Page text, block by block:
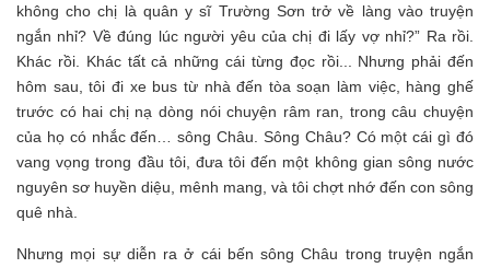
không cho chị là quân y sĩ Trường Sơn trở về làng vào truyện
ngắn nhỉ? Về đúng lúc người yêu của chị đi lấy vợ nhỉ?” Ra rồi.
Khác rồi. Khác tất cả những cái từng đọc rồi... Nhưng phải đến
hôm sau, tôi đi xe bus từ nhà đến tòa soạn làm việc, hàng ghế
trước có hai chị nạ dòng nói chuyện râm ran, trong câu chuyện
của họ có nhắc đến… sông Châu. Sông Châu? Có một cái gì đó
vang vọng trong đầu tôi, đưa tôi đến một không gian sông nước
nguyên sơ huyền diệu, mênh mang, và tôi chợt nhớ đến con sông
quê nhà.
Nhưng mọi sự diễn ra ở cái bến sông Châu trong truyện ngắn